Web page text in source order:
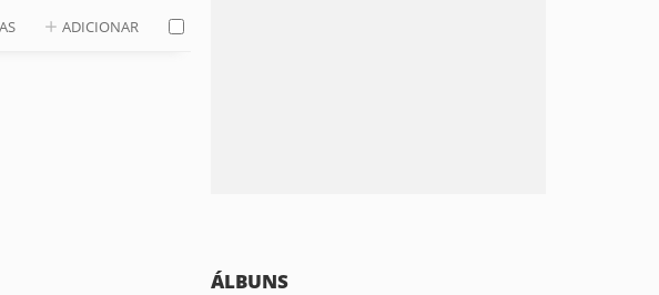
ADICIONAR
ÁLBUNS